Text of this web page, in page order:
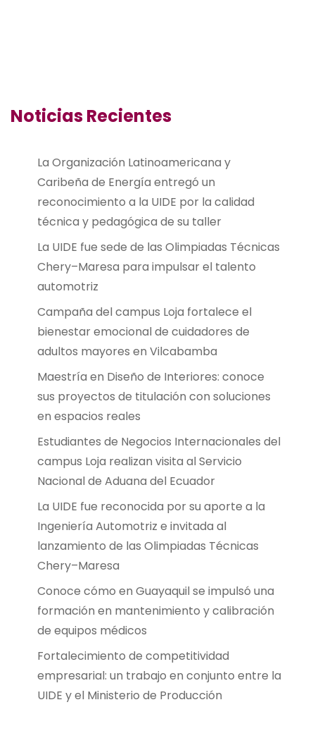
Noticias Recientes
La Organización Latinoamericana y
Caribeña de Energía entregó un
reconocimiento a la UIDE por la calidad
técnica y pedagógica de su taller
La UIDE fue sede de las Olimpiadas Técnicas
Chery–Maresa para impulsar el talento
automotriz
Campaña del campus Loja fortalece el
bienestar emocional de cuidadores de
adultos mayores en Vilcabamba
Maestría en Diseño de Interiores: conoce
sus proyectos de titulación con soluciones
en espacios reales
Estudiantes de Negocios Internacionales del
campus Loja realizan visita al Servicio
Nacional de Aduana del Ecuador
La UIDE fue reconocida por su aporte a la
Ingeniería Automotriz e invitada al
lanzamiento de las Olimpiadas Técnicas
Chery–Maresa
Conoce cómo en Guayaquil se impulsó una
formación en mantenimiento y calibración
de equipos médicos
Fortalecimiento de competitividad
empresarial: un trabajo en conjunto entre la
UIDE y el Ministerio de Producción